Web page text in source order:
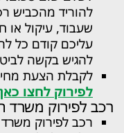
להוריד מהכביש
שעבוד, עיקול או
עליכם קודם כל
להגיש בקשה
לקבלת הצעת
לפירוק לחצו
רכב לפירוק משרד
רכב לפירוק